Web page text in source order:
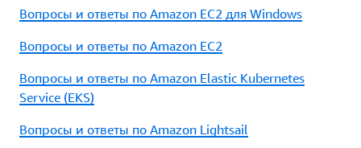
Вопросы и ответы по Amazon EC2 для Windows
Вопросы и ответы по Amazon EC2
Вопросы и ответы по Amazon Elastic Kubernetes
Service (EKS)
Вопросы и ответы по Amazon Lightsail